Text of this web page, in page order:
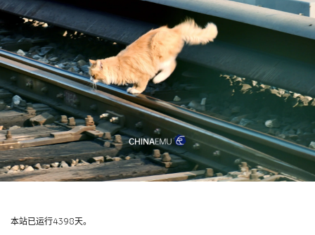
本站已运行4398天。